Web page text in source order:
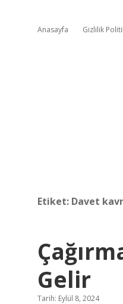
Anasayfa Gizlilik
Etiket: Davet
Gelir
Tarih: Eylül 8, 2024